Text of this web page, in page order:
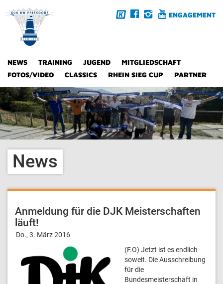
ENGAGEMENT
NEWS TRAINING JUGEND
MITGLIEDSCHAFT
FOTOS/VIDEO
CLASSICS RHEIN SIEG CUP PARTNER
News
Anmeldung für die DJK Meisterschaften
läuft!
Do., 3. März 2016
(F.O) Jetzt ist es endlich
soweit. Die Ausschreibung
für die
Bundesmeisterschaft in